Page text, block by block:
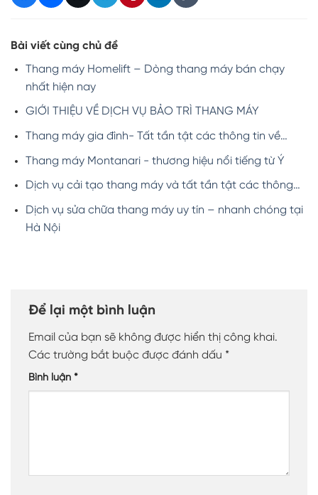
Bài viết cùng chủ đề
Thang máy Homelift – Dòng thang máy bán chạy
nhất hiện nay
GIỚI THIỆU VỀ DỊCH VỤ BẢO TRÌ THANG MÁY
Thang máy gia đình- Tất tần tật các thông tin về…
Thang máy Montanari - thương hiệu nổi tiếng từ Ý
Dịch vụ cải tạo thang máy và tất tần tật các thông…
Dịch vụ sửa chữa thang máy uy tín – nhanh chóng tại
Hà Nội
Để lại một bình luận
Email của bạn sẽ không được hiển thị công khai.
Các trường bắt buộc được đánh dấu *
Bình luận *